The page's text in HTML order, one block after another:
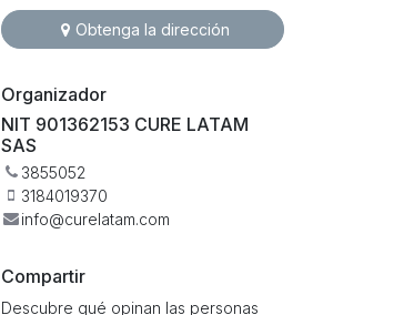
Obtenga la dirección
Organizador
NIT 901362153 CURE LATAM
SAS
3855052
3184019370
info@curelatam.com
Compartir
Descubre qué opinan las personas